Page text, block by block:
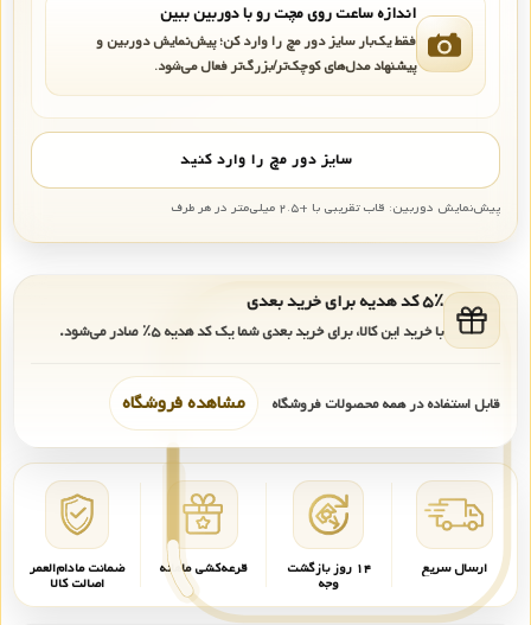
اندازه ساعت روی مچت رو با دوربین ببین
فقط یک‌بار سایز دور مچ را وارد کن؛ پیش‌نمایش دوربین و
پیشنهاد مدل‌های کوچک‌تر/بزرگ‌تر فعال می‌شود.
سایز دور مچ را وارد کنید
پیش‌نمایش دوربین: قاب تقریبی با +۲.۵ میلی‌متر در هر طرف
۵٪ کد هدیه برای خرید بعدی
با خرید این کالا، برای خرید بعدی شما یک کد هدیه۵٪ صادر می‌شود.
قابل استفاده در همه محصولات فروشگاه مشاهده فروشگاه
ارسال سریع ۱۴ روز بازگشت
وجه
قرعه‌کشی ماهانه ضمانت مادام‌العمر
اصالت کالا